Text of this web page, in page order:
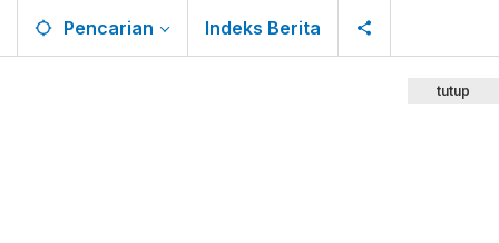
Pencarian Indeks Berita
tutup